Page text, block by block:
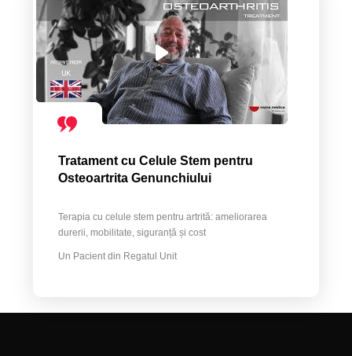
Tratament cu Celule Stem pentru
Osteoartrita Genunchiului
Terapia cu celule stem pentru artrită: ameliorarea
durerii, mobilitate, siguranță și cost
Un Pacient din Regatul Unit